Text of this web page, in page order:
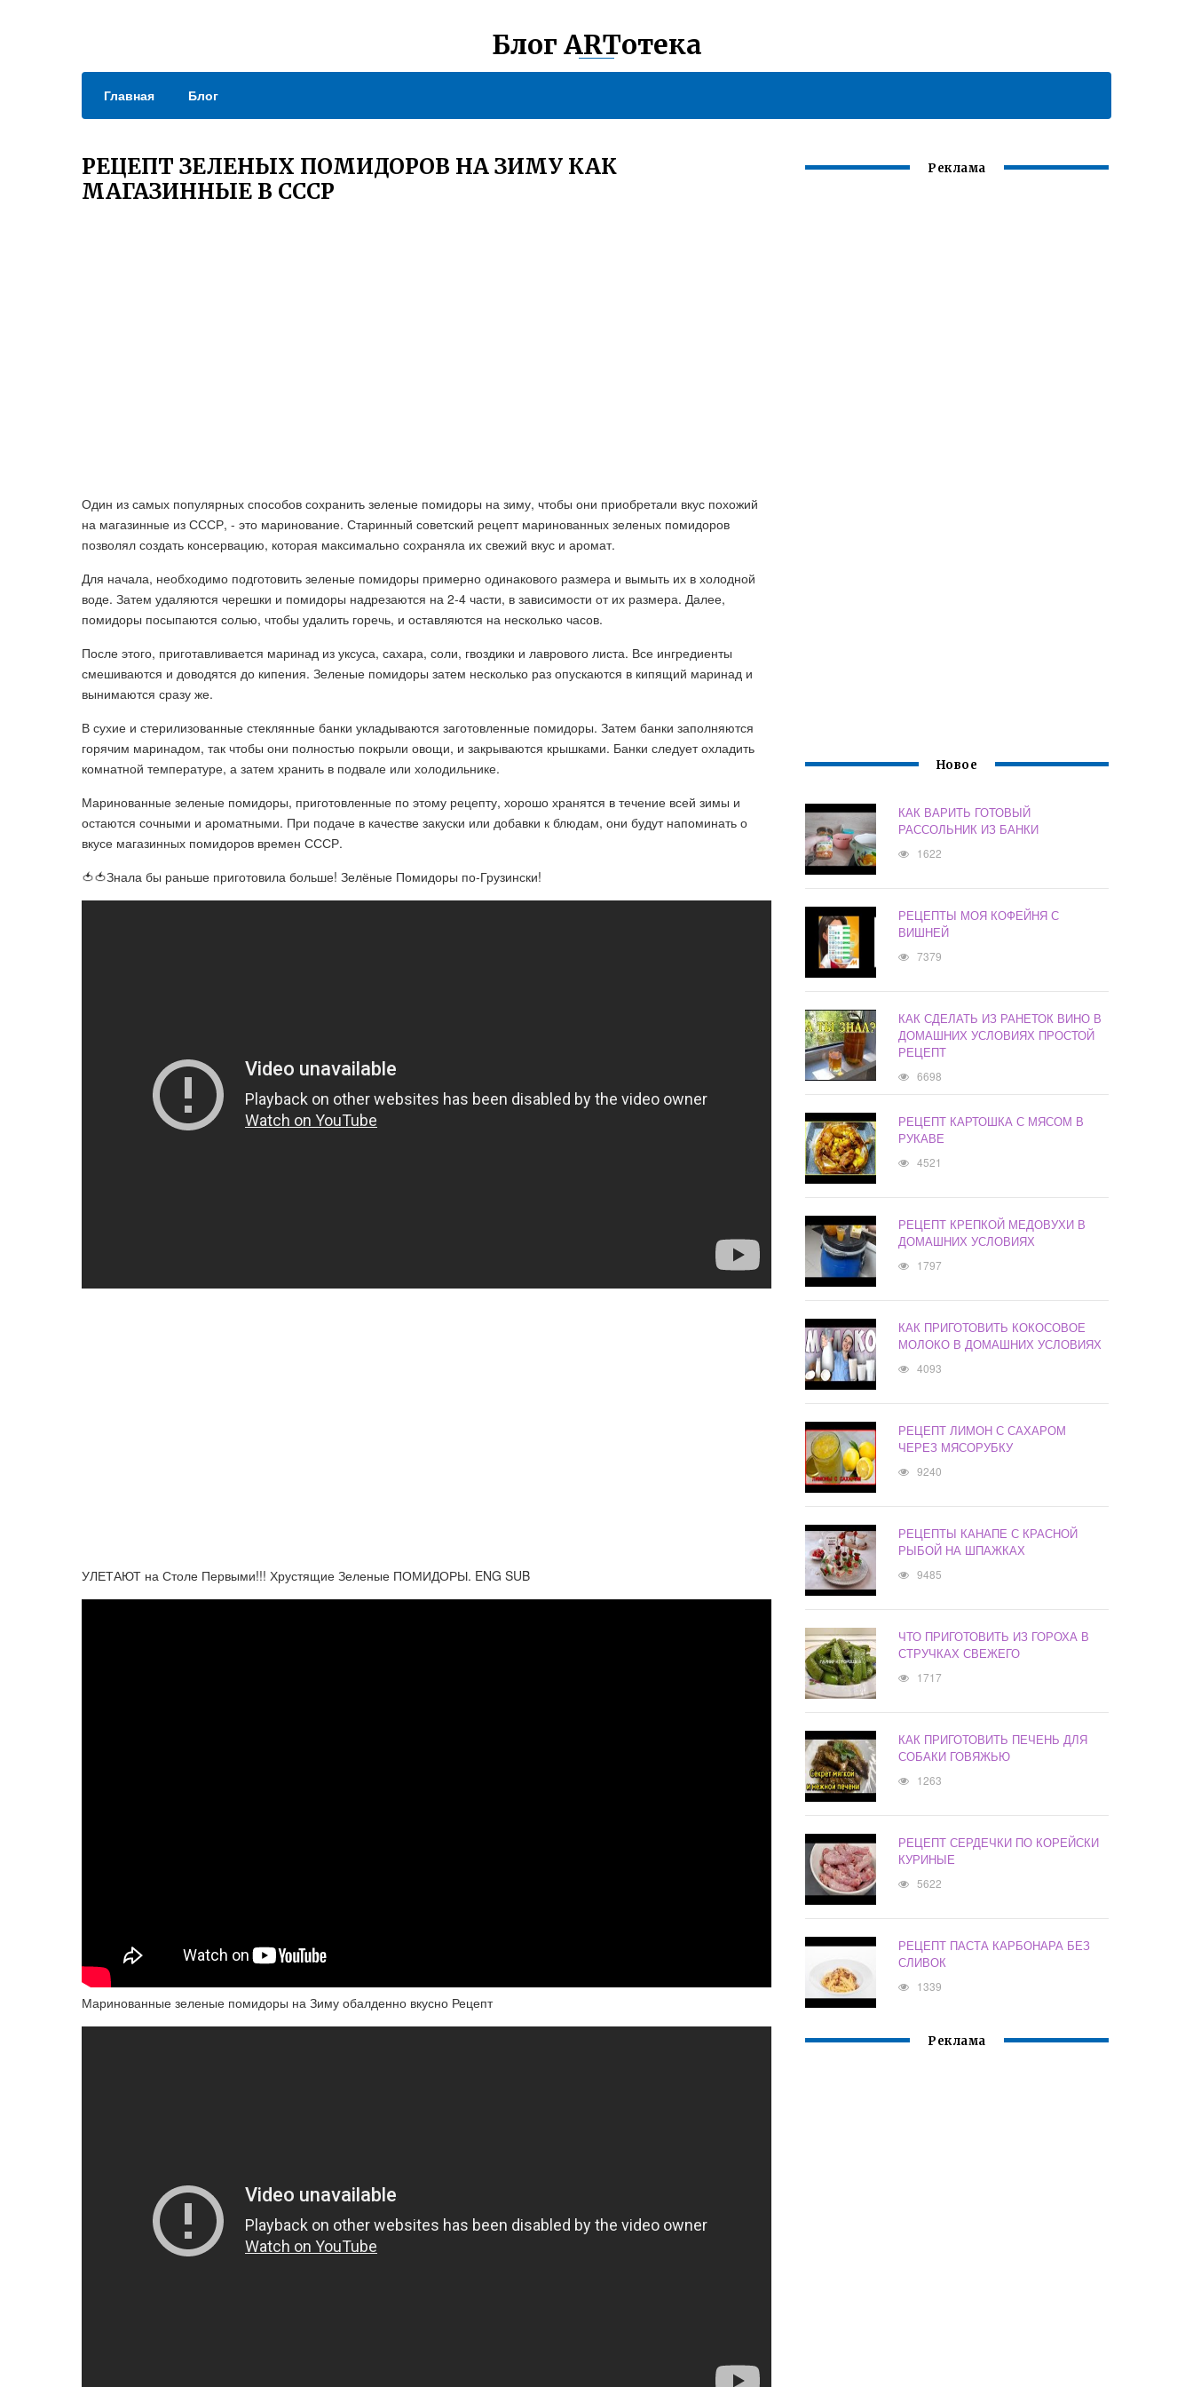
Блог ARTотека
Главная Блог
РЕЦЕПТ ЗЕЛЕНЫХ ПОМИДОРОВ НА ЗИМУ КАК
МАГАЗИННЫЕ В СССР
Один из самых популярных способов сохранить зеленые помидоры на зиму, чтобы они приобретали вкус похожий
на магазинные из СССР, - это маринование. Старинный советский рецепт маринованных зеленых помидоров
позволял создать консервацию, которая максимально сохраняла их свежий вкус и аромат.
Для начала, необходимо подготовить зеленые помидоры примерно одинакового размера и вымыть их в холодной
воде. Затем удаляются черешки и помидоры надрезаются на 2-4 части, в зависимости от их размера. Далее,
помидоры посыпаются солью, чтобы удалить горечь, и оставляются на несколько часов.
После этого, приготавливается маринад из уксуса, сахара, соли, гвоздики и лаврового листа. Все ингредиенты
смешиваются и доводятся до кипения. Зеленые помидоры затем несколько раз опускаются в кипящий маринад и
вынимаются сразу же.
В сухие и стерилизованные стеклянные банки укладываются заготовленные помидоры. Затем банки заполняются
горячим маринадом, так чтобы они полностью покрыли овощи, и закрываются крышками. Банки следует охладить
комнатной температуре, а затем хранить в подвале или холодильнике.
Маринованные зеленые помидоры, приготовленные по этому рецепту, хорошо хранятся в течение всей зимы и
остаются сочными и ароматными. При подаче в качестве закуски или добавки к блюдам, они будут напоминать о
вкусе магазинных помидоров времен СССР.
🍅🍅Знала бы раньше приготовила больше! Зелёные Помидоры по-Грузински!
УЛЕТАЮТ на Столе Первыми!!! Хрустящие Зеленые ПОМИДОРЫ. ENG SUB
Маринованные зеленые помидоры на Зиму обалденно вкусно Рецепт
Реклама
Новое
КАК ВАРИТЬ ГОТОВЫЙ
РАССОЛЬНИК ИЗ БАНКИ
1622
РЕЦЕПТЫ МОЯ КОФЕЙНЯ С
ВИШНЕЙ
7379
КАК СДЕЛАТЬ ИЗ РАНЕТОК ВИНО В
ДОМАШНИХ УСЛОВИЯХ ПРОСТОЙ
РЕЦЕПТ
6698
РЕЦЕПТ КАРТОШКА С МЯСОМ В
РУКАВЕ
4521
РЕЦЕПТ КРЕПКОЙ МЕДОВУХИ В
ДОМАШНИХ УСЛОВИЯХ
1797
КАК ПРИГОТОВИТЬ КОКОСОВОЕ
МОЛОКО В ДОМАШНИХ УСЛОВИЯХ
4093
РЕЦЕПТ ЛИМОН С САХАРОМ
ЧЕРЕЗ МЯСОРУБКУ
9240
РЕЦЕПТЫ КАНАПЕ С КРАСНОЙ
РЫБОЙ НА ШПАЖКАХ
9485
ЧТО ПРИГОТОВИТЬ ИЗ ГОРОХА В
СТРУЧКАХ СВЕЖЕГО
1717
КАК ПРИГОТОВИТЬ ПЕЧЕНЬ ДЛЯ
СОБАКИ ГОВЯЖЬЮ
1263
РЕЦЕПТ СЕРДЕЧКИ ПО КОРЕЙСКИ
КУРИНЫЕ
5622
РЕЦЕПТ ПАСТА КАРБОНАРА БЕЗ
СЛИВОК
1339
Реклама